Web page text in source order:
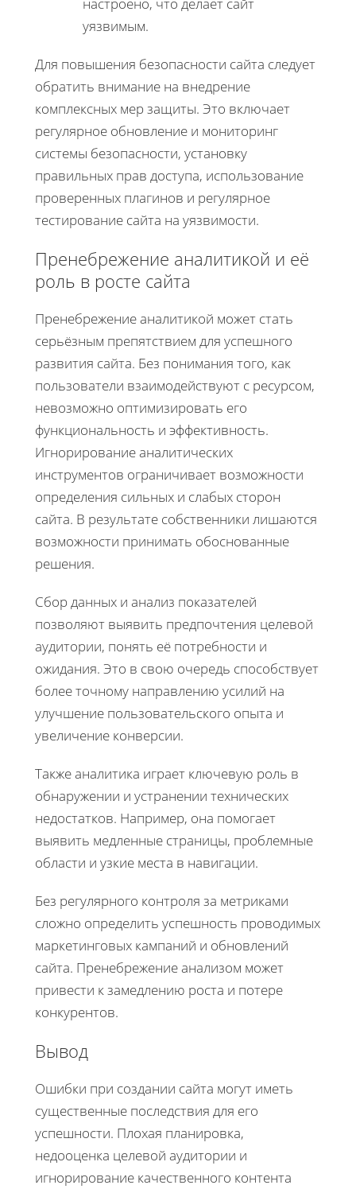
уязвимым.
Для повышения безопасности сайта следует
обратить внимание на внедрение
комплексных мер защиты. Это включает
регулярное обновление и мониторинг
системы безопасности, установку
правильных прав доступа, использование
проверенных плагинов и регулярное
тестирование сайта на уязвимости.
Пренебрежение аналитикой и её
роль в росте сайта
Пренебрежение аналитикой может стать
серьёзным препятствием для успешного
развития сайта. Без понимания того, как
пользователи взаимодействуют с ресурсом,
невозможно оптимизировать его
функциональность и эффективность.
Игнорирование аналитических
инструментов ограничивает возможности
определения сильных и слабых сторон
сайта. В результате собственники лишаются
возможности принимать обоснованные
решения.
Сбор данных и анализ показателей
позволяют выявить предпочтения целевой
аудитории, понять её потребности и
ожидания. Это в свою очередь способствует
более точному направлению усилий на
улучшение пользовательского опыта и
увеличение конверсии.
Также аналитика играет ключевую роль в
обнаружении и устранении технических
недостатков. Например, она помогает
выявить медленные страницы, проблемные
области и узкие места в навигации.
Без регулярного контроля за метриками
сложно определить успешность проводимых
маркетинговых кампаний и обновлений
сайта. Пренебрежение анализом может
привести к замедлению роста и потере
конкурентов.
Вывод
Ошибки при создании сайта могут иметь
существенные последствия для его
успешности. Плохая планировка,
недооценка целевой аудитории и
игнорирование качественного контента